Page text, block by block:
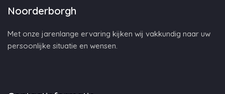
Noorderborgh
Met onze jarenlange ervaring kijken wij vakkundig naar uw
persoonlijke situatie en wensen.